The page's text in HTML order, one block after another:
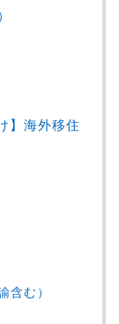
】海外移住
含む）